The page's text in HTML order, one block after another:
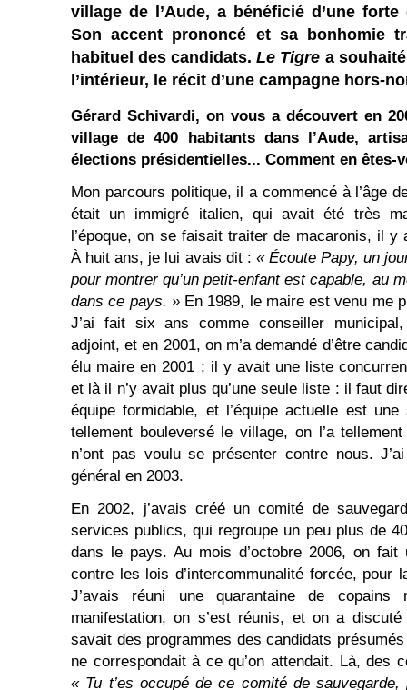
village de l’Aude, a bénéficié d’une
Son accent prononcé et sa bonhomie
habituel des candidats.Le Tigre a
l’intérieur, le récit d’une campagne hors-
Gérard Schivardi, on vous a découvert en
village de 400 habitants dans l’Aude,
élections présidentielles... Comment en êtes-
Mon parcours politique, il a commencé à l’âge
était un immigré italien, qui avait été très
l’époque, on se faisait traiter de macaronis, il y
À huit ans, je lui avais dit : « Écoute Papy, un
pour montrer qu’un petit-enfant est capable, au
dans ce pays. »En 1989, le maire est venu me
J’ai fait six ans comme conseiller
adjoint, et en 2001, on m’a demandé d’être
élu maire en 2001 ; il y avait une liste
et là il n’y avait plus qu’une seule liste : il faut
équipe formidable, et l’équipe actuelle est
tellement bouleversé le village, on l’a
n’ont pas voulu se présenter contre nous.
général en 2003.
En 2002, j’avais créé un comité de
services publics, qui regroupe un peu plus de
dans le pays. Au mois d’octobre 2006, on fait
contre les lois d’intercommunalité forcée, pour
J’avais réuni une quarantaine de
manifestation, on s’est réunis, et on a
savait des programmes des candidats
ne correspondait à ce qu’on attendait. Là, des
« Tu t’es occupé de ce comité de